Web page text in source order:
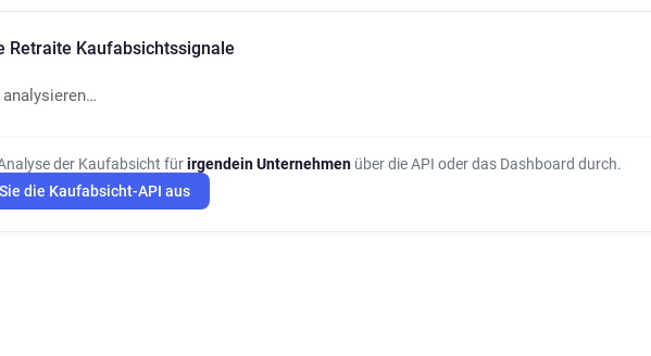
Retraite Kaufabsichtssignale
der Kaufabsicht fürirgendein Unternehmen über die API oder das Dashboard durch.
die Kaufabsicht-API aus